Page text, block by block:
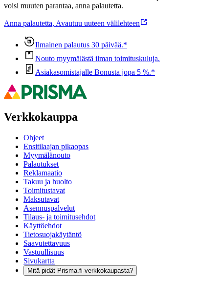
voisi muuten parantaa, anna palautetta.
Anna palautetta, Avautuu uuteen välilehteen
Ilmainen palautus 30 päivää.*
Nouto myymälästä ilman toimituskuluja.
Asiakasomistajalle Bonusta jopa 5 %.*
Verkkokauppa
Ohjeet
Ensitilaajan pikaopas
Myymälänouto
Palautukset
Reklamaatio
Takuu ja huolto
Toimitustavat
Maksutavat
Asennuspalvelut
Tilaus- ja toimitusehdot
Käyttöehdot
Tietosuojakäytäntö
Saavutettavuus
Vastuullisuus
Sivukartta
Mitä pidät Prisma.fi-verkkokaupasta?